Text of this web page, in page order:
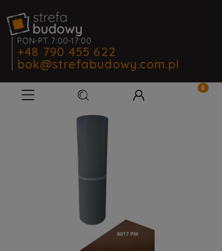
PON-PT. 7:00-17:00
+48 790 455 622
bok@strefabudowy.com.pl